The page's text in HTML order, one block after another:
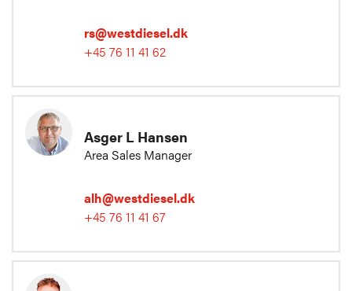
rs@westdiesel.dk
+45 76 11 41 62
Asger L Hansen
Area Sales Manager
alh@westdiesel.dk
+45 76 11 41 67